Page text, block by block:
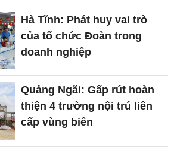
Hà Tĩnh: Phát huy vai trò
của tổ chức Đoàn trong
doanh nghiệp
Quảng Ngãi: Gấp rút hoàn
thiện 4 trường nội trú liên
cấp vùng biên